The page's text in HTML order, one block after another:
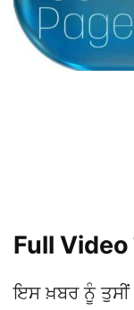
Full
ਇਸ ਖ਼ਬਰ ਨੂੰ ਤੁਸੀਂ